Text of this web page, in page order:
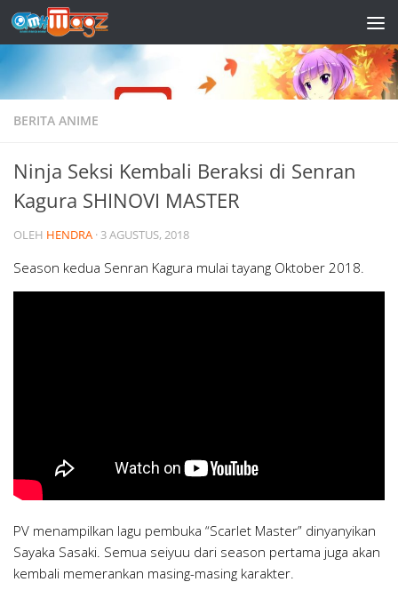
Skip to content
BERITA ANIME
Ninja Seksi Kembali Beraksi di Senran
Kagura SHINOVI MASTER
OLEH HENDRA · 3 AGUSTUS, 2018
Season kedua Senran Kagura mulai tayang Oktober 2018.
PV menampilkan lagu pembuka “Scarlet Master” dinyanyikan
Sayaka Sasaki. Semua seiyuu dari season pertama juga akan
kembali memerankan masing-masing karakter.